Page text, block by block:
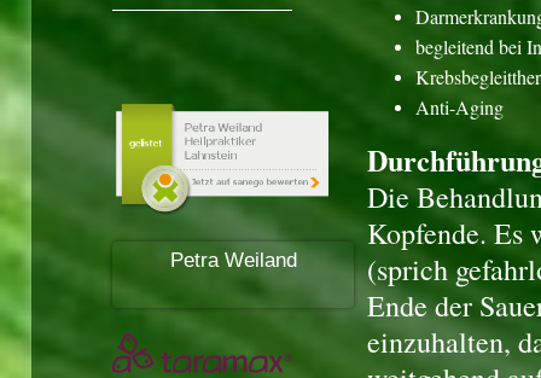
begleitend bei
Anti-Aging
Die
Kopfende. Es
(sprich
Ende der
einzuhalten,
Petra Weiland